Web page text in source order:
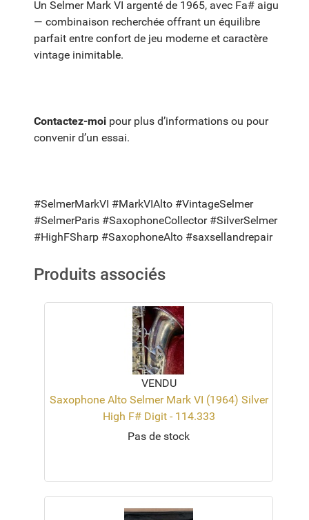
Un Selmer Mark VI argenté de 1965, avec Fa# aigu
— combinaison recherchée offrant un équilibre
parfait entre confort de jeu moderne et caractère
vintage inimitable.
Contactez-moi pour plus d’informations ou pour
convenir d’un essai.
#SelmerMarkVI #MarkVIAlto #VintageSelmer
#SelmerParis #SaxophoneCollector #SilverSelmer
#HighFSharp #SaxophoneAlto #saxsellandrepair
Produits associés
VENDU
Saxophone Alto Selmer Mark VI (1964) Silver
High F# Digit - 114.333
Pas de stock